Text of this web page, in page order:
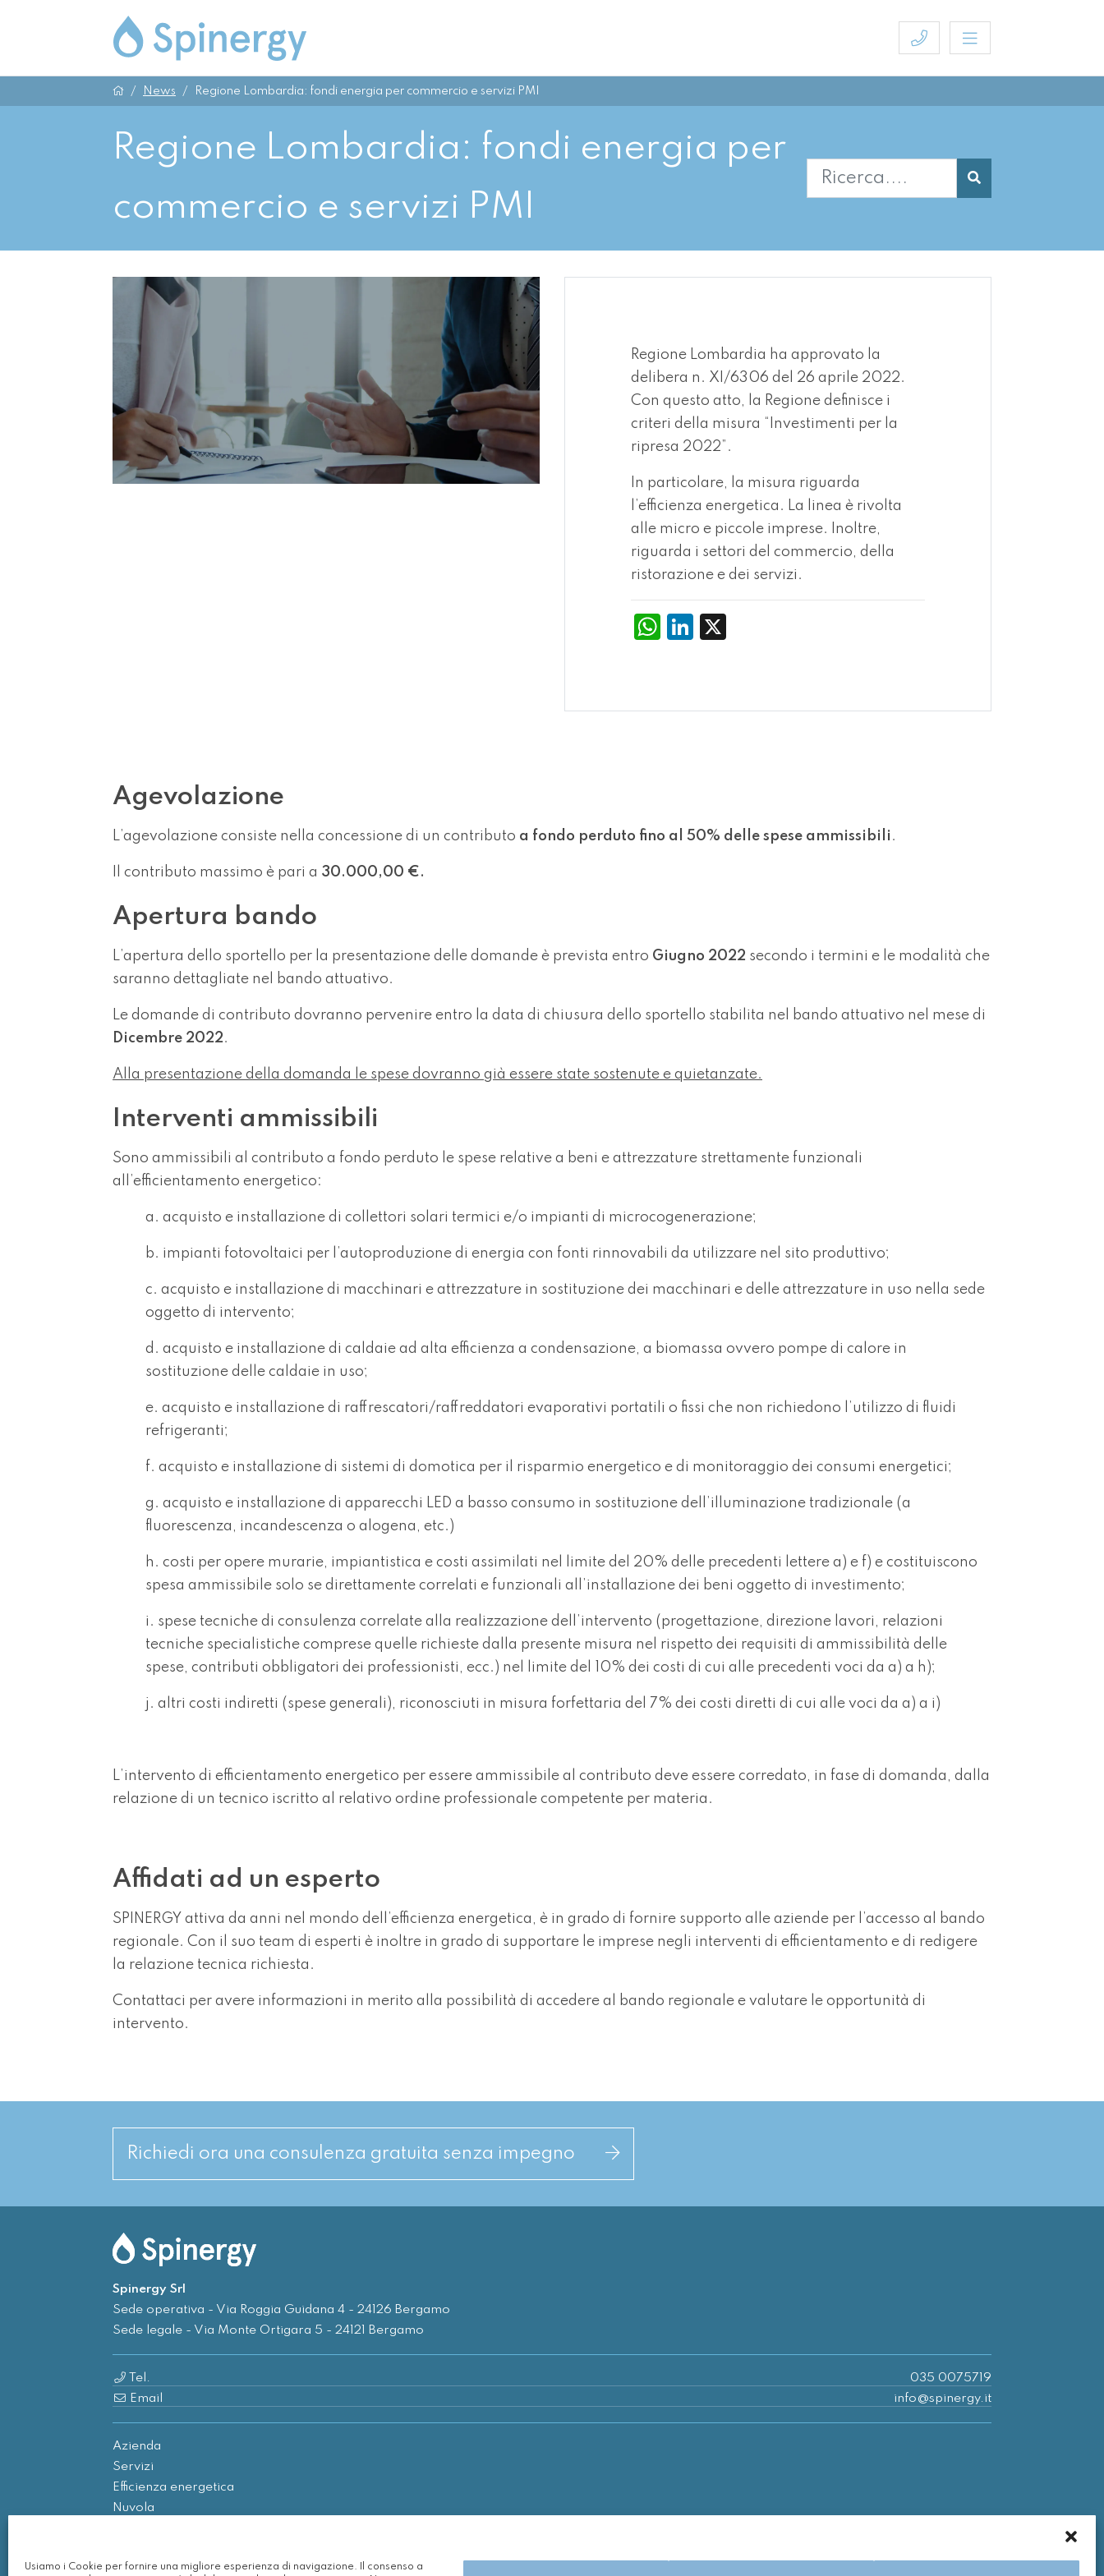
Usiamo i Cookie per fornire una migliore esperienza di navigazione. Il consenso a
News Regione Lombardia: fondi energia per commercio e servizi PMI
Regione Lombardia: fondi energia per
commercio e servizi PMI
Regione Lombardia ha approvato la
delibera n. XI/6306 del 26 aprile 2022.
Con questo atto, la Regione definisce i
criteri della misura “Investimenti per la
ripresa 2022”.
In particolare, la misura riguarda
l’efficienza energetica. La linea è rivolta
alle micro e piccole imprese. Inoltre,
riguarda i settori del commercio, della
ristorazione e dei servizi.
WhatsApp
LinkedIn
Agevolazione
L’agevolazione consiste nella concessione di un contributo a fondo perduto fino al 50% delle spese ammissibili .
Il contributo massimo è pari a 30.000,00 €.
Apertura bando
L’apertura dello sportello per la presentazione delle domande è prevista entro Giugno 2022 secondo i termini e le modalità che
saranno dettagliate nel bando attuativo.
Le domande di contributo dovranno pervenire entro la data di chiusura dello sportello stabilita nel bando attuativo nel mese di
Dicembre 2022.
Alla presentazione della domanda le spese dovranno già essere state sostenute e quietanzate.
Interventi ammissibili
Sono ammissibili al contributo a fondo perduto le spese relative a beni e attrezzature strettamente funzionali
all’efficientamento energetico:
a. acquisto e installazione di collettori solari termici e/o impianti di microcogenerazione;
b. impianti fotovoltaici per l’autoproduzione di energia con fonti rinnovabili da utilizzare nel sito produttivo;
c. acquisto e installazione di macchinari e attrezzature in sostituzione dei macchinari e delle attrezzature in uso nella sede
oggetto di intervento;
d. acquisto e installazione di caldaie ad alta efficienza a condensazione, a biomassa ovvero pompe di calore in
sostituzione delle caldaie in uso;
e. acquisto e installazione di raffrescatori/raffreddatori evaporativi portatili o fissi che non richiedono l’utilizzo di fluidi
refrigeranti;
f. acquisto e installazione di sistemi di domotica per il risparmio energetico e di monitoraggio dei consumi energetici;
g. acquisto e installazione di apparecchi LED a basso consumo in sostituzione dell’illuminazione tradizionale (a
fluorescenza, incandescenza o alogena, etc.)
h. costi per opere murarie, impiantistica e costi assimilati nel limite del 20% delle precedenti lettere a) e f) e costituiscono
spesa ammissibile solo se direttamente correlati e funzionali all’installazione dei beni oggetto di investimento;
i. spese tecniche di consulenza correlate alla realizzazione dell’intervento (progettazione, direzione lavori, relazioni
tecniche specialistiche comprese quelle richieste dalla presente misura nel rispetto dei requisiti di ammissibilità delle
spese, contributi obbligatori dei professionisti, ecc.) nel limite del 10% dei costi di cui alle precedenti voci da a) a h);
j. altri costi indiretti (spese generali), riconosciuti in misura forfettaria del 7% dei costi diretti di cui alle voci da a) a i)
L’intervento di efficientamento energetico per essere ammissibile al contributo deve essere corredato, in fase di domanda, dalla
relazione di un tecnico iscritto al relativo ordine professionale competente per materia.
Affidati ad un esperto
SPINERGY attiva da anni nel mondo dell’efficienza energetica, è in grado di fornire supporto alle aziende per l’accesso al bando
regionale. Con il suo team di esperti è inoltre in grado di supportare le imprese negli interventi di efficientamento e di redigere
la relazione tecnica richiesta.
Contattaci per avere informazioni in merito alla possibilità di accedere al bando regionale e valutare le opportunità di
intervento.
Richiedi ora una consulenza gratuita senza impegno
Spinergy Srl
Sede operativa - Via Roggia Guidana 4 - 24126 Bergamo
Sede legale - Via Monte Ortigara 5 - 24121 Bergamo
Tel.
035 0075719
Email
info@spinergy.it
Azienda
Servizi
Efficienza energetica
Nuvola